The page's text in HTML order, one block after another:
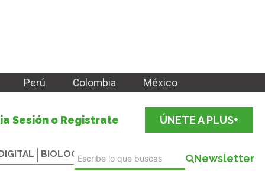
Perú Colombia México
Sesión o Registrate ÚNETE A PLUS+
BIOLOGICALS Newsletter